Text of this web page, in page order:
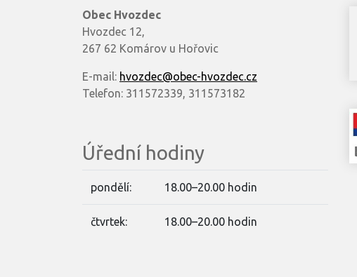
Obec Hvozdec
Hvozdec 12,
267 62 Komárov u Hořovic
E-mail: hvozdec@obec-hvozdec.cz
Telefon: 311572339, 311573182
Úřední hodiny
pondělí: 18.00–20.00 hodin
čtvrtek: 18.00–20.00 hodin